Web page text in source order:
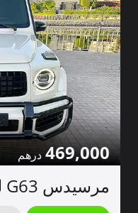
469,000
مرسيدس G63 للبيع